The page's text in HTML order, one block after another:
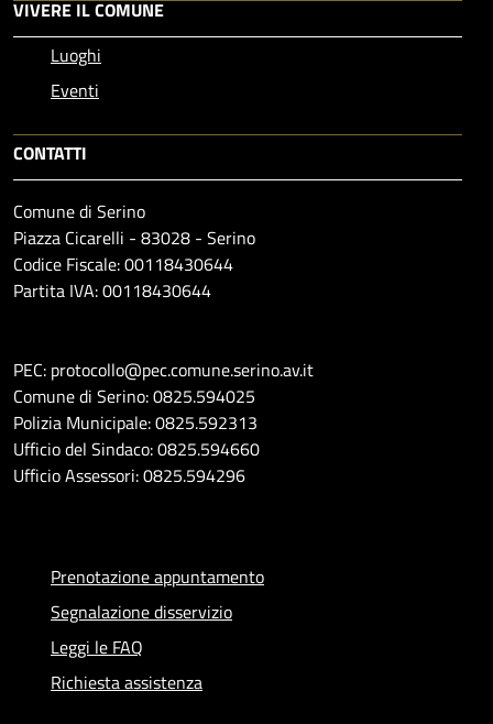
VIVERE IL COMUNE
Luoghi
Eventi
CONTATTI
Comune di Serino
Piazza Cicarelli - 83028 - Serino
Codice Fiscale: 00118430644
Partita IVA: 00118430644
PEC: protocollo@pec.comune.serino.av.it
Comune di Serino: 0825.594025
Polizia Municipale: 0825.592313
Ufficio del Sindaco: 0825.594660
Ufficio Assessori: 0825.594296
Prenotazione appuntamento
Segnalazione disservizio
Leggi le FAQ
Richiesta assistenza